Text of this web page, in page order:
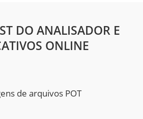
DO ANALISADOR E
ONLINE
de arquivos POT